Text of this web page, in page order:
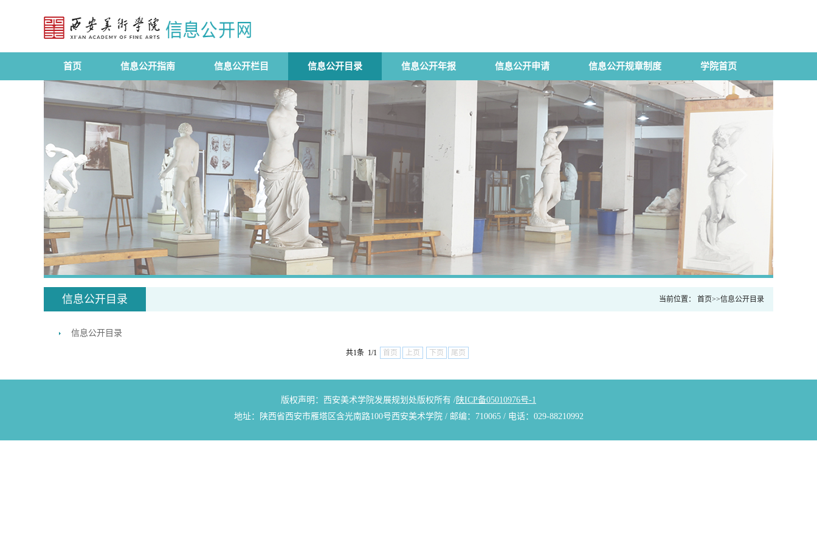
首页 信息公开指南 信息公开栏目 信息公开目录 信息公开年报 信息公开申请 信息公开规章制度 学院首页
信息公开目录 当前位置： 首页>>信息公开目录
信息公开目录
共1条 1/1 首页 上页 下页 尾页
版权声明：西安美术学院发展规划处版权所有 /陕ICP备05010976号-1
地址：陕西省西安市雁塔区含光南路100号西安美术学院 / 邮编：710065 / 电话：029-88210992